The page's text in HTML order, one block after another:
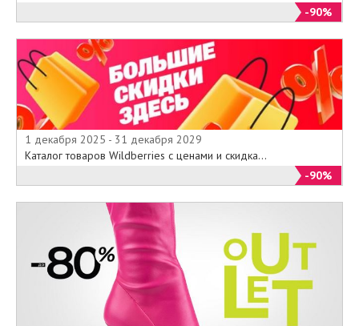
-90%
1 декабря 2025 - 31 декабря 2029
Каталог товаров Wildberries с ценами и скидка...
-90%